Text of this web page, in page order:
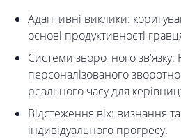
Адаптивні виклики:
основі продуктивності
Системи зворотного зв'язку:
персоналізованого
реального часу для
Відстеження віх: визнання
індивідуального прогресу.